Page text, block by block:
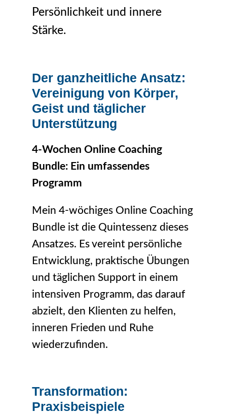
Persönlichkeit und innere
Stärke.
Der ganzheitliche Ansatz:
Vereinigung von Körper,
Geist und täglicher
Unterstützung
4-Wochen Online Coaching
Bundle: Ein umfassendes
Programm
Mein 4-wöchiges Online Coaching
Bundle ist die Quintessenz dieses
Ansatzes. Es vereint persönliche
Entwicklung, praktische Übungen
und täglichen Support in einem
intensiven Programm, das darauf
abzielt, den Klienten zu helfen,
inneren Frieden und Ruhe
wiederzufinden.
Transformation:
Praxisbeispiele